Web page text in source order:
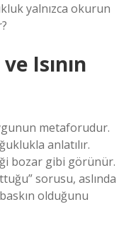
yalnızca okurun
Isının
metaforudur.
anlatılır.
bozar gibi görünür.
sorusu, aslında
olduğunu